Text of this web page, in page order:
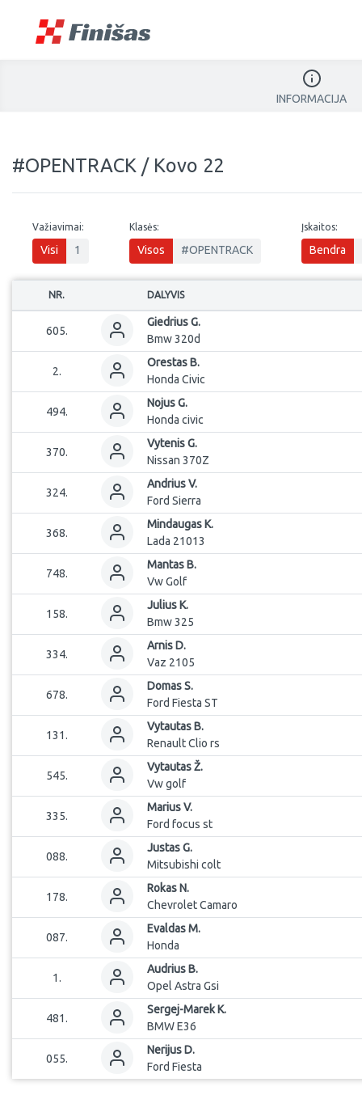
INFORMACIJA
#OPENTRACK / Kovo 22
Važiavimai:
Visi 1
Klasės:
Visos #OPENTRACK
Įskaitos:
Bendra
NR. DALYVIS
605.
GiedriusG.
Bmw 320d
2.
OrestasB.
Honda Civic
494.
NojusG.
Honda civic
370.
VytenisG.
Nissan 370Z
324.
AndriusV.
Ford Sierra
368.
Mindaugas K.
Lada 21013
748.
MantasB.
Vw Golf
158.
Julius K.
Bmw 325
334.
ArnisD.
Vaz 2105
678.
DomasS.
Ford Fiesta ST
131.
VytautasB.
Renault Clio rs
545.
VytautasŽ.
Vw golf
335.
MariusV.
Ford focus st
088.
JustasG.
Mitsubishi colt
178.
Rokas N.
Chevrolet Camaro
087.
EvaldasM.
Honda
1.
AudriusB.
Opel Astra Gsi
481.
Sergej-Marek K.
BMW E36
055.
NerijusD.
Ford Fiesta